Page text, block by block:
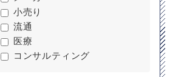
小売り
流通
医療
コンサルティング